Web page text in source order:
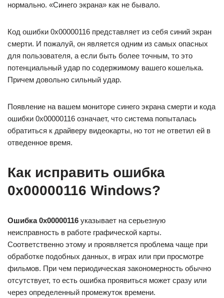
нормально. «Синего экрана» как не бывало.
Код ошибки 0x00000116 представляет из себя синий экран
смерти. И пожалуй, он является одним из самых опасных
для пользователя, а если быть более точным, то это
потенциальный удар по содержимому вашего кошелька.
Причем довольно сильный удар.
Появление на вашем мониторе синего экрана смерти и кода
ошибки 0x00000116 означает, что система попыталась
обратиться к драйверу видеокарты, но тот не ответил ей в
отведенное время.
Как исправить ошибка
0x00000116 Windows?
Ошибка 0x00000116 указывает на серьезную
неисправность в работе графической карты.
Соответственно этому и проявляется проблема чаще при
обработке подобных данных, в играх или при просмотре
фильмов. При чем периодическая закономерность обычно
отсутствует, то есть ошибка проявиться может сразу или
через определенный промежуток времени.